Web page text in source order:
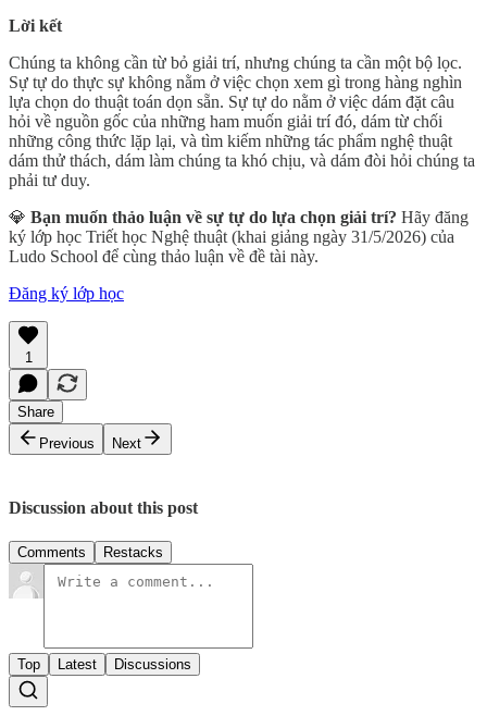
Lời kết
Chúng ta không cần từ bỏ giải trí, nhưng chúng ta cần một bộ lọc.
Sự tự do thực sự không nằm ở việc chọn xem gì trong hàng nghìn
lựa chọn do thuật toán dọn sẵn. Sự tự do nằm ở việc dám đặt câu
hỏi về nguồn gốc của những ham muốn giải trí đó, dám từ chối
những công thức lặp lại, và tìm kiếm những tác phẩm nghệ thuật
dám thử thách, dám làm chúng ta khó chịu, và dám đòi hỏi chúng ta
phải tư duy.
💎 Bạn muốn thảo luận về sự tự do lựa chọn giải trí? Hãy đăng
ký lớp học Triết học Nghệ thuật (khai giảng ngày 31/5/2026) của
Ludo School để cùng thảo luận về đề tài này.
Đăng ký lớp học
1
Share
Previous
Next
Discussion about this post
Comments Restacks
Top Latest Discussions